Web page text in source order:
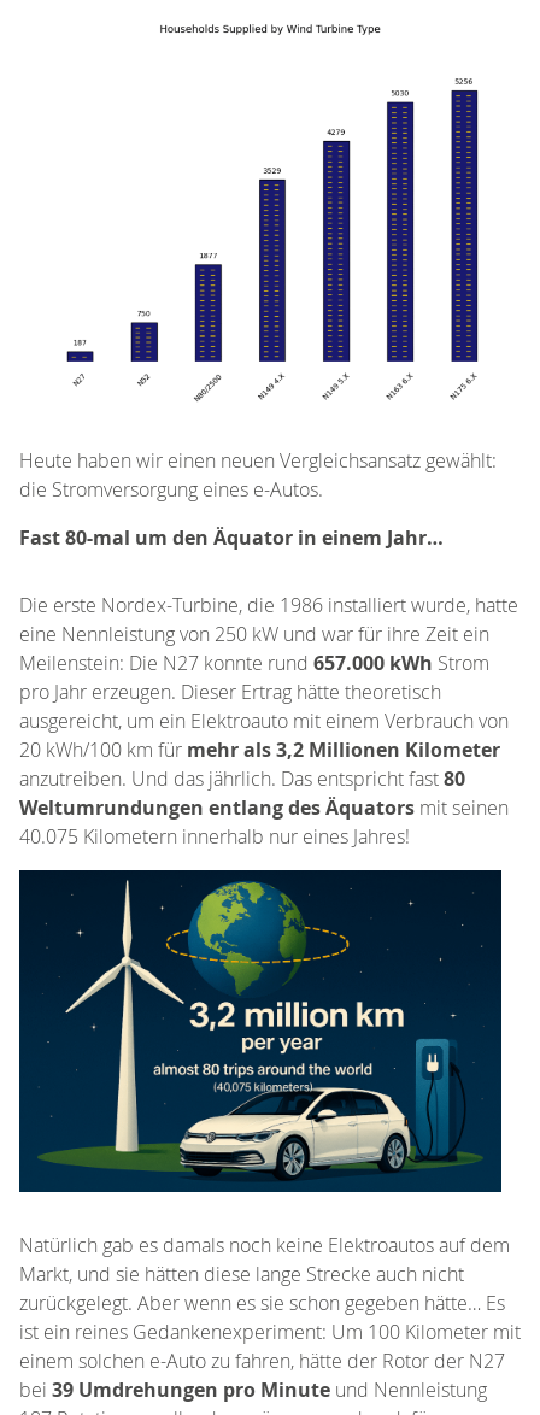
Heute haben wir einen neuen Vergleichsansatz gewählt:
die Stromversorgung eines e-Autos.
Fast 80-mal um den Äquator in einem Jahr…
Die erste Nordex-Turbine, die 1986 installiert wurde, hatte
eine Nennleistung von 250 kW und war für ihre Zeit ein
Meilenstein: Die N27 konnte rund 657.000 kWh Strom
pro Jahr erzeugen. Dieser Ertrag hätte theoretisch
ausgereicht, um ein Elektroauto mit einem Verbrauch von
20 kWh/100 km für mehrals 3,2 Millionen Kilometer
anzutreiben. Und das jährlich. Das entspricht fast80
Weltumrundungen entlang des Äquators mit seinen
40.075 Kilometern innerhalb nur eines Jahres!
Natürlich gab es damals noch keine Elektroautos auf dem
Markt, und sie hätten diese lange Strecke auch nicht
zurückgelegt. Aber wenn es sie schon gegeben hätte… Es
ist ein reines Gedankenexperiment: Um 100 Kilometer mit
einem solchen e-Auto zu fahren, hätte der Rotor der N27
bei 39 Umdrehungen pro Minute und Nennleistung